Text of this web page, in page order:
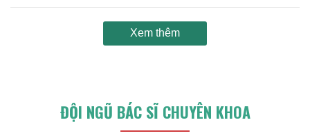
Xem thêm
ĐỘI NGŨ BÁC SĨ CHUYÊN KHOA